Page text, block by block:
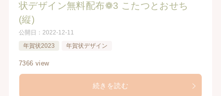
状デザイン無料配布❁3 こたつとおせち
(縦)
公開日： 2022-12-11
年賀状2023
年賀状デザイン
7366 view
続きを読む